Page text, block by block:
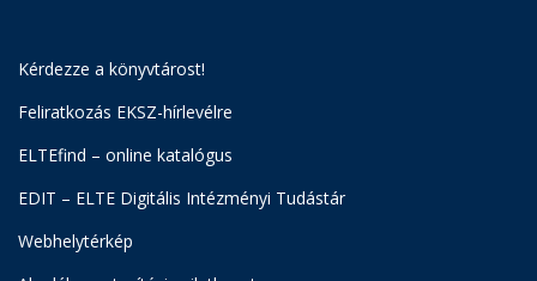
Kérdezze a könyvtárost!
Feliratkozás EKSZ-hírlevélre
ELTEfind – online katalógus
EDIT – ELTE Digitális Intézményi Tudástár
Webhelytérkép